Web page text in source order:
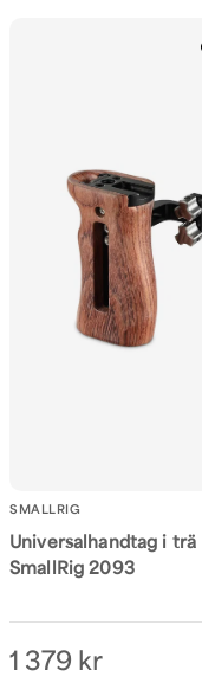
SMALLRIG
Universalhandtag i trä
SmallRig 2093
1 379 kr